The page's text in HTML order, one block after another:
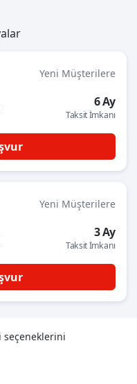
Yeni Müşterilere
6 Ay
Taksit İmkanı
Yeni Müşterilere
3 Ay
Taksit İmkanı
seçeneklerini